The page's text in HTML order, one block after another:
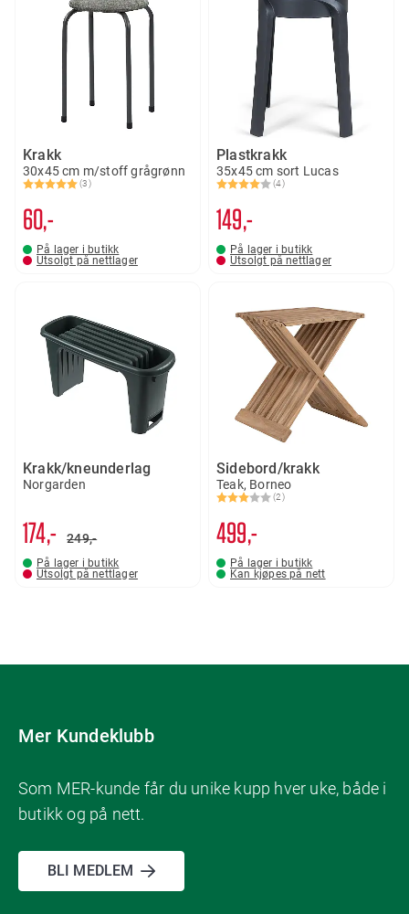
Krakk
30x45 cm m/stoff grågrønn
Karakter:
(3)
5.0 av 5 mulige
60,-
På lager i butikk
Utsolgt på nettlager
Plastkrakk
35x45 cm sort Lucas
Karakter:
(4)
4.0 av 5 mulige
149,-
På lager i butikk
Utsolgt på nettlager
Krakk/kneunderlag
Norgarden
174,- 249,-
På lager i butikk
Utsolgt på nettlager
Sidebord/krakk
Teak, Borneo
Karakter:
(2)
3.0 av 5 mulige
499,-
På lager i butikk
Kan kjøpes på nett
Mer Kundeklubb
Som MER-kunde får du unike kupp hver uke, både i
butikk og på nett.
BLI MEDLEM